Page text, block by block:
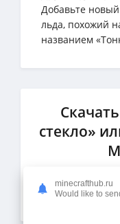
Добавьте
льда, похожий
названием
стекло»
minecrafthub.ru
Would like to